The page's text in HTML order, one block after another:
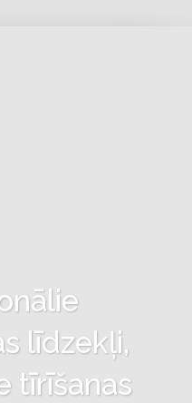
līdzekļi,
tīrīšanas